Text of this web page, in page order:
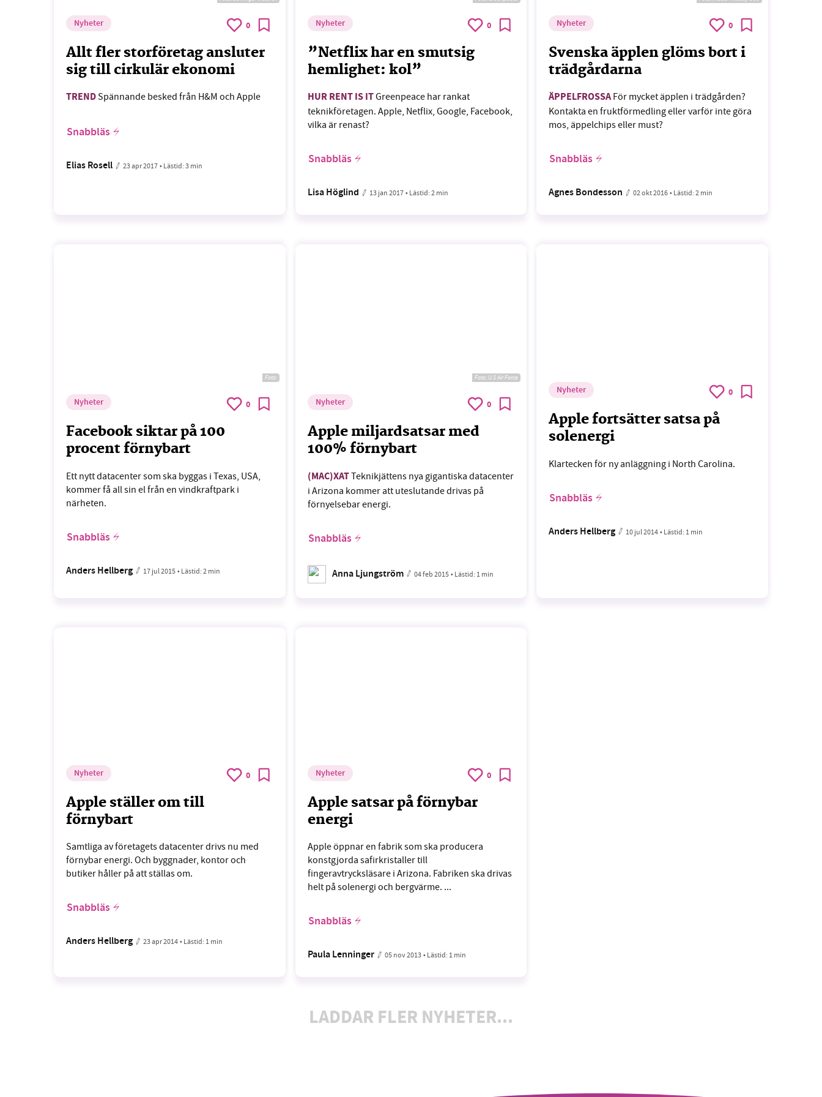
Nyheter 0
Allt fler storföretag ansluter
sig till cirkulär ekonomi
TRENDSpännande besked från H&M och Apple
Snabbläs
Elias Rosell 23 apr 2017• Lästid:3 min
Nyheter 0
”Netflix har en smutsig
hemlighet: kol”
HUR RENT IS ITGreenpeace har rankat
teknikföretagen. Apple, Netflix, Google, Facebook,
vilka är renast?
Snabbläs
Lisa Höglind 13 jan 2017 • Lästid:2 min
Nyheter 0
Svenska äpplen glöms bort i
trädgårdarna
ÄPPELFROSSAFör mycket äpplen i trädgården?
Kontakta en fruktförmedling eller varför inte göra
mos, äppelchips eller must?
Snabbläs
Agnes Bondesson 02 okt 2016 • Lästid:2 min
Foto:
Nyheter 0
Facebook siktar på 100
procent förnybart
Ett nytt datacenter som ska byggas i Texas, USA,
kommer få all sin el från en vindkraftpark i
närheten.
Snabbläs
Anders Hellberg 17 jul 2015• Lästid:2 min
Foto: U.S Air Force
Nyheter 0
Apple miljardsatsar med
100% förnybart
(MAC)XATTeknikjättens nya gigantiska datacenter
i Arizona kommer att uteslutande drivas på
förnyelsebar energi.
Snabbläs
Anna Ljungström 04 feb 2015 • Lästid: 1 min
Nyheter 0
Apple fortsätter satsa på
solenergi
Klartecken för ny anläggning i North Carolina.
Snabbläs
Anders Hellberg 10 jul 2014 • Lästid: 1 min
Nyheter 0
Apple ställer om till
förnybart
Samtliga av företagets datacenter drivs nu med
förnybar energi. Och byggnader, kontor och
butiker håller på att ställas om.
Snabbläs
Anders Hellberg 23 apr 2014• Lästid: 1 min
Nyheter 0
Apple satsar på förnybar
energi
Apple öppnar en fabrik som ska producera
konstgjorda safirkristaller till
fingeravtrycksläsare i Arizona. Fabriken ska drivas
helt på solenergi och bergvärme. ...
Snabbläs
Paula Lenninger 05 nov 2013 • Lästid: 1 min
LADDAR FLER NYHETER...